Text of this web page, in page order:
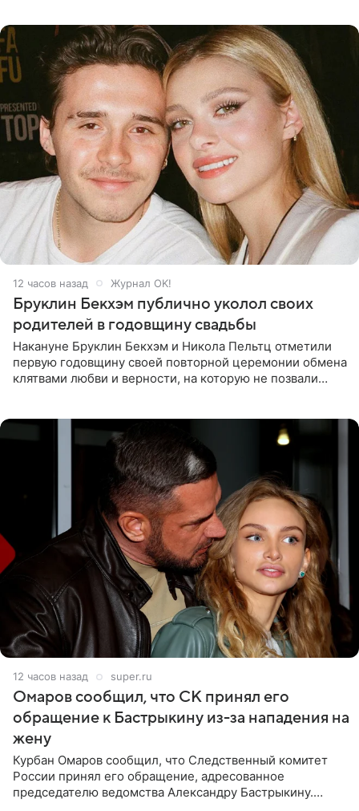
12 часов назад Журнал OK!
Бруклин Бекхэм публично уколол своих
родителей в годовщину свадьбы
Накануне Бруклин Бекхэм и Никола Пельтц отметили
первую годовщину своей повторной церемонии обмена
клятвами любви и верности, на которую не позвали
12 часов назад super.ru
Омаров сообщил, что СК принял его
обращение к Бастрыкину из-за нападения на
жену
Курбан Омаров сообщил, что Следственный комитет
России принял его обращение, адресованное
председателю ведомства Александру Бастрыкину.